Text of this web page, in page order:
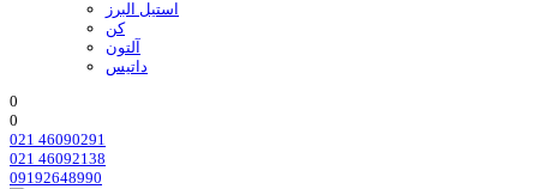
استیل البرز
کن
آلتون
داتیس
0
0
021 46090291
021 46092138
09192648990